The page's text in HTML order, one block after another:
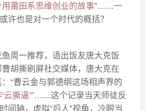
莆田系思维创业的故事”……一
许也是对一个时代的概括？
周一推荐，语出饭友唐大克饭
胡撕刷屏社交媒体，唐大克在
“曹云金与郭德纲这场相声界的
云撕逼’”……这个记录当天师徒反
间轴，虚拟“后人”视角，冷眼当